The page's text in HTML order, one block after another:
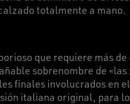
totalmente a mano.
que requiere más
sobrenombre de
finales involucrados en
italiana original, para